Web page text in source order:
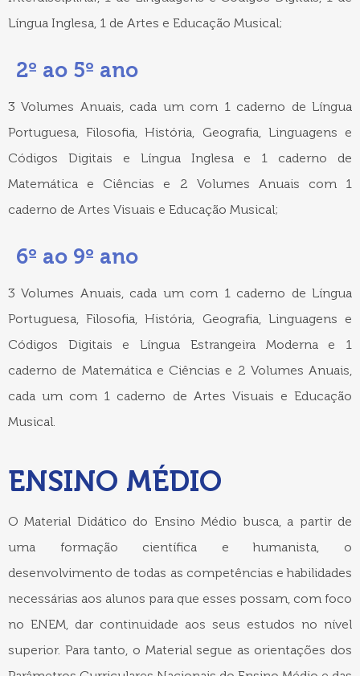
Língua Inglesa, 1 de Artes e Educação Musical;
2º ao 5º ano
3 Volumes Anuais, cada um com 1 caderno de Língua
Portuguesa, Filosofia, História, Geografia, Linguagens e
Códigos Digitais e Língua Inglesa e 1 caderno de
Matemática e Ciências e 2 Volumes Anuais com 1
caderno de Artes Visuais e Educação Musical;
6º ao 9º ano
3 Volumes Anuais, cada um com 1 caderno de Língua
Portuguesa, Filosofia, História, Geografia, Linguagens e
Códigos Digitais e Língua Estrangeira Moderna e 1
caderno de Matemática e Ciências e 2 Volumes Anuais,
cada um com 1 caderno de Artes Visuais e Educação
Musical.
ENSINO MÉDIO
O Material Didático do Ensino Médio busca, a partir de
uma formação científica e humanista, o
desenvolvimento de todas as competências e habilidades
necessárias aos alunos para que esses possam, com foco
no ENEM, dar continuidade aos seus estudos no nível
superior. Para tanto, o Material segue as orientações dos